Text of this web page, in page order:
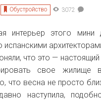
Обустройство 3072
интерьер этого
испанскими
что это —
свое жилище
что весна не просто
наступила,